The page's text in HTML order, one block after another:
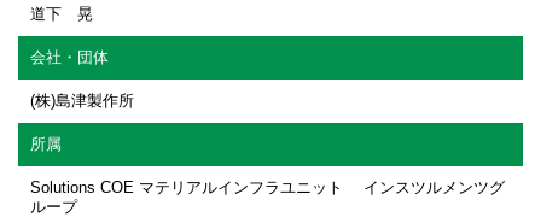
道下 晃
会社・団体
(株)島津製作所
所属
Solutions COE マテリアルインフラユニット インスツルメンツグ
ループ